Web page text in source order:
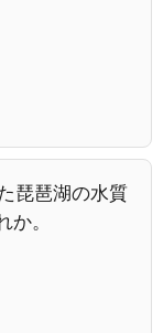
琵琶湖の水質
。